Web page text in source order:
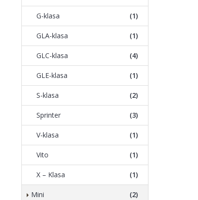
G-klasa (1)
GLA-klasa (1)
GLC-klasa (4)
GLE-klasa (1)
S-klasa (2)
Sprinter (3)
V-klasa (1)
Vito (1)
X – Klasa (1)
Mini (2)